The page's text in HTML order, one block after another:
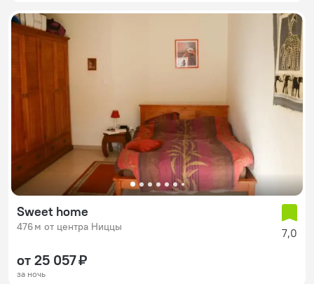
Sweet home
476 м от центра Ниццы 7,0
от 25 057 ₽
за ночь